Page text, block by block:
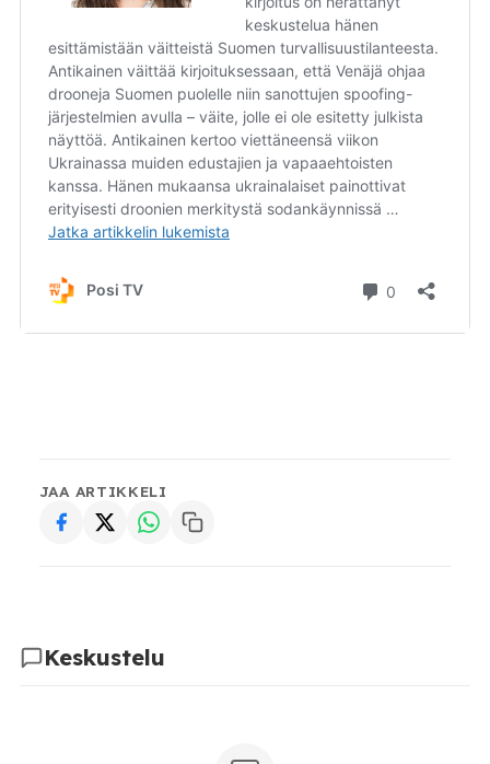
JAA ARTIKKELI
Keskustelu